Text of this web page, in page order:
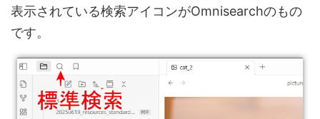
表示されている検索アイコンがOmnisearchのもの
です。